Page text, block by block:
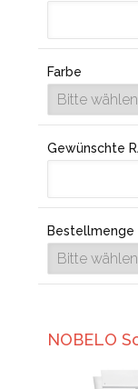
Farbe
Gewünschte
Bestellmenge
NOBELO